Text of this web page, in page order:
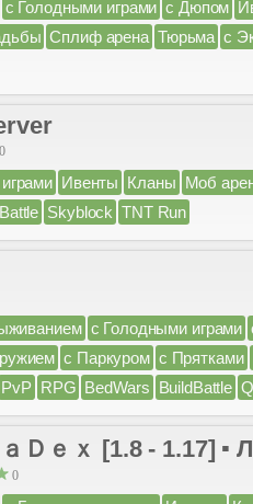
с Голодными играми с Дюпом
Сплиф арена Тюрьма с
0
Ивенты Кланы Моб
Skyblock TNT Run
с Голодными играми
с Паркуром с Прятками
PvP RPG BedWars BuildBattle
Ｄｅｘ [1.8 -
0